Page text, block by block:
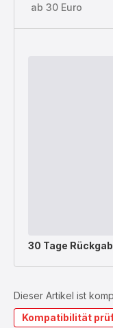
ab 30 Euro
30 Tage
Dieser Artikel ist
Kompatibilität